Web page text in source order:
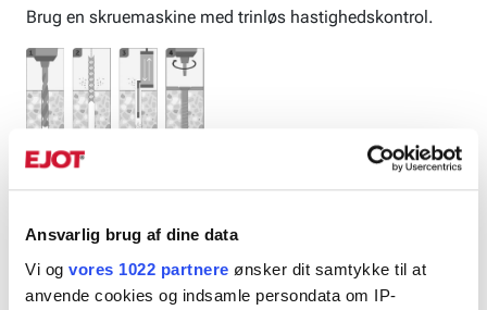
Ansvarlig brug af dine data
Vi og vores 1022 partnere ønsker dit samtykke til at
anvende cookies og indsamle persondata om IP-
Brug en skruemaskine med trinløs hastighedskontrol.